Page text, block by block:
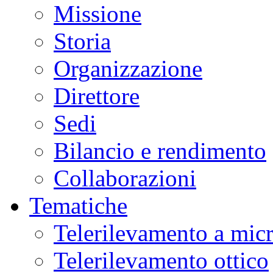
Missione
Storia
Organizzazione
Direttore
Sedi
Bilancio e rendimento
Collaborazioni
Tematiche
Telerilevamento a
Telerilevamento ottico